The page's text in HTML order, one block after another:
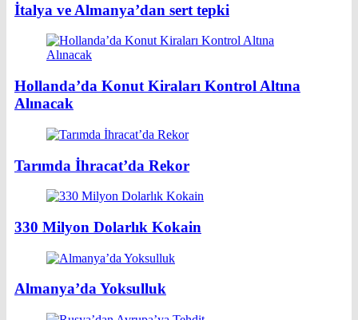
İtalya ve Almanya’dan sert tepki
Hollanda’da Konut Kiraları Kontrol Altına
Alınacak
Tarımda İhracat’da Rekor
330 Milyon Dolarlık Kokain
Almanya’da Yoksulluk